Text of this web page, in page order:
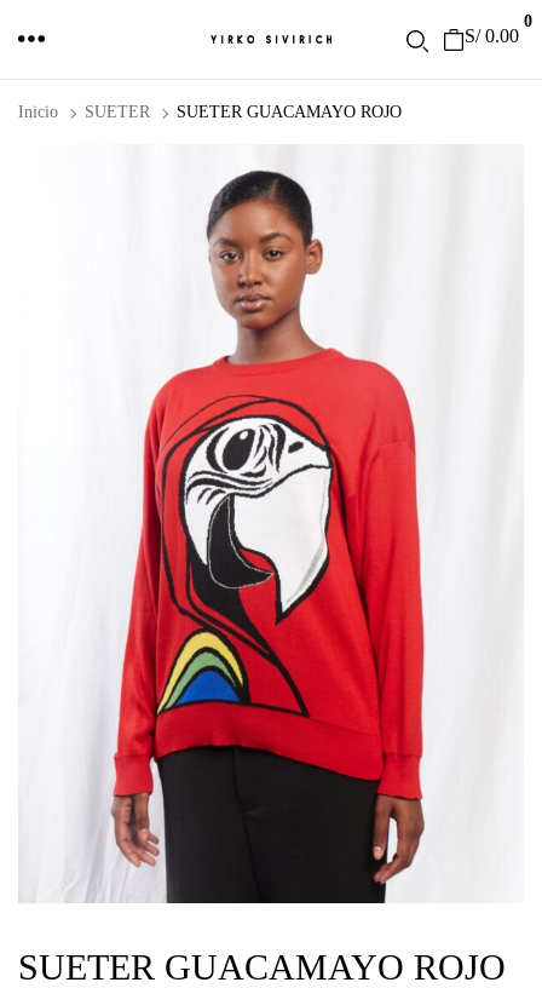
S/0.00
0
Inicio SUETER SUETER GUACAMAYO ROJO
SUETER GUACAMAYO ROJO